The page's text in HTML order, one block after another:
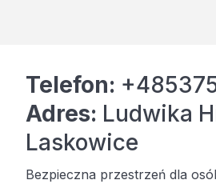
Telefon:
Adres: Ludwika
Laskowice
Bezpieczna przestrzeń dla